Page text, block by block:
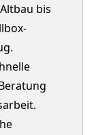
bis